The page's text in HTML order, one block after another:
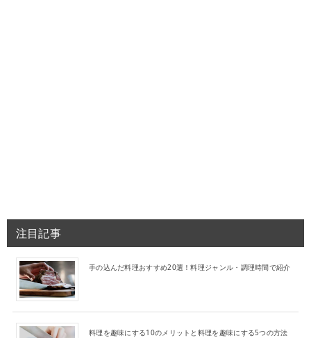
注目記事
手の込んだ料理おすすめ20選！料理ジャンル・調理時間で紹介
料理を趣味にする10のメリットと料理を趣味にする5つの方法